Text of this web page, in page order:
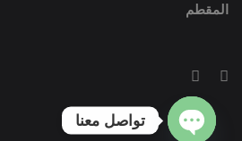
المقطم
تواصل معنا